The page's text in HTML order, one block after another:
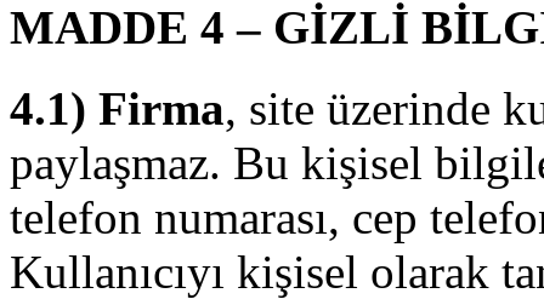
MADDE 4 – GİZLİ
4.1) Firma, site üzerinde
paylaşmaz. Bu kişisel
telefon numarası, cep
Kullanıcıyı kişisel olarak